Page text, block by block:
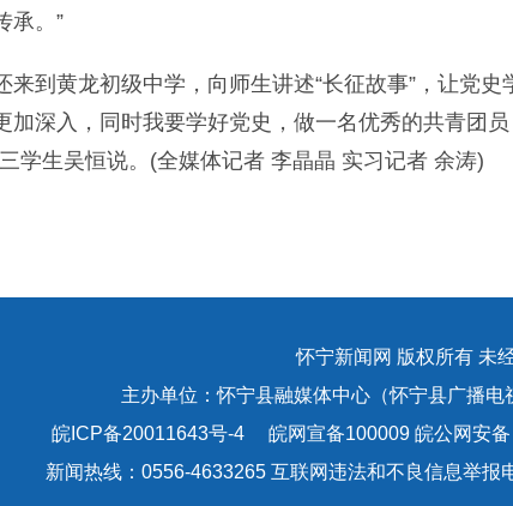
承。”
黄龙初级中学，向师生讲述“长征故事”，让党史
加深入，同时我要学好党史，做一名优秀的共青团
学生吴恒说。(全媒体记者 李晶晶 实习记者 余涛)
怀宁新闻网 版权所有 未
主办单位：怀宁县融媒体中心（怀宁县广播
皖ICP备20011643号-4 皖网宣备100009 皖公网安
新闻热线：0556-4633265 互联网违法和不良信息举